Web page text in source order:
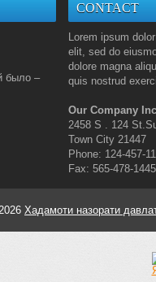
было –
CONTACT
Lorem ipsum
elit, sed do
dolore magna
quis nostrud
Our Company
2458 S . 124
Town City 21447
Phone: 124-457-
Fax: 565-478-1445
Хадамоти назорати